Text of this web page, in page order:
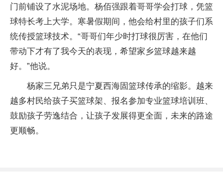
门前铺设了水泥场地。杨佰强跟着哥哥学会打球，凭篮
球特长考上大学。寒暑假期间，他会给村里的孩子们系
统传授篮球技术。“哥哥们年少时打球很厉害，在他们
带动下才有了我今天的表现，希望家乡篮球越来越
好。”他说。
杨家三兄弟只是宁夏西海固篮球传承的缩影。越来
越多村民给孩子买篮球架、报名参加专业篮球培训班、
鼓励孩子劳逸结合，让孩子发展得更全面，未来的路途
更顺畅。